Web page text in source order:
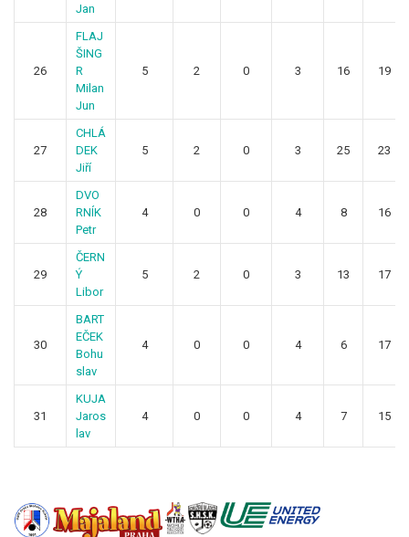
Jan
26
FLAJ
ŠING
R
Milan
Jun
5 2 0 3 16 19
27
CHLÁ
DEK
Jiří
5 2 0 3 25 23
28
DVO
RNÍK
Petr
4 0 0 4 8 16
29
ČERN
Ý
Libor
5 2 0 3 13 17
30
BART
EČEK
Bohu
slav
4 0 0 4 6 17
31
KUJA
Jaros
lav
4 0 0 4 7 15